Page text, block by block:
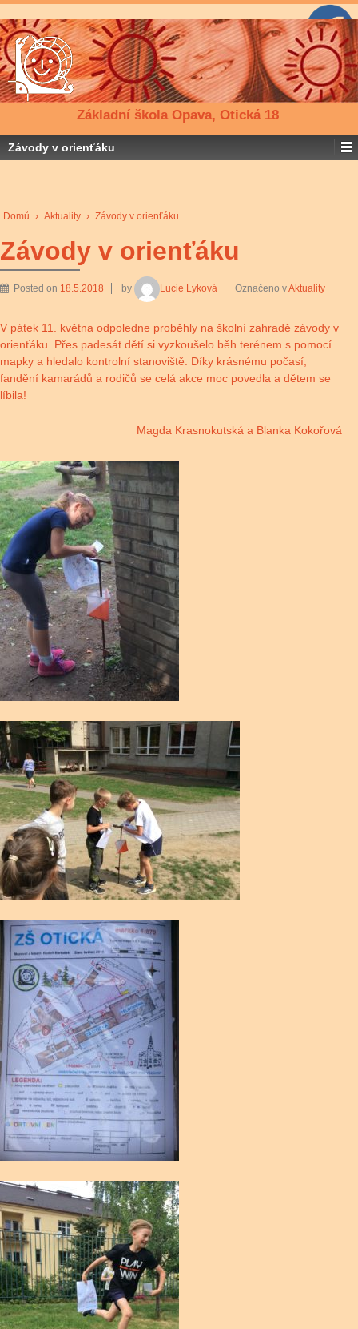
Základní škola Opava, Otická 18
Závody v orienťáku
Domů › Aktuality › Závody v orienťáku
Závody v orienťáku
Posted on 18.5.2018 by Lucie Lyková Označeno vAktuality
V pátek 11. května odpoledne proběhly na školní zahradě závody v
orienťáku. Přes padesát dětí si vyzkoušelo běh terénem s pomocí
mapky a hledalo kontrolní stanoviště. Díky krásnému počasí,
fandění kamarádů a rodičů se celá akce moc povedla a dětem se
líbila!
Magda Krasnokutská a Blanka Kokořová